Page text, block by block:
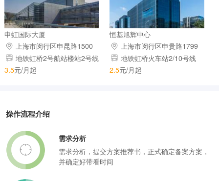
申虹国际大厦
上海市闵行区申昆路1500
号(虹桥枢纽内)
地铁虹桥2号航站楼站2号线
3.5元/月起
恒基旭辉中心
上海市闵行区申贵路1799
弄 地铁虹桥火车站2/10号线
2.5元/月起
操作流程介绍
需求分析
需求分析，提交方案推荐书，正式确定备案方案，
并确定好带看时间